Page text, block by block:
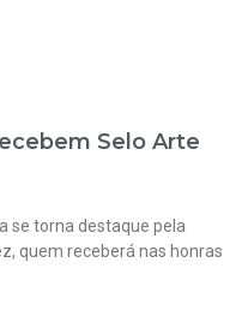
Selo Arte
se torna destaque pela
quem receberá nas honras